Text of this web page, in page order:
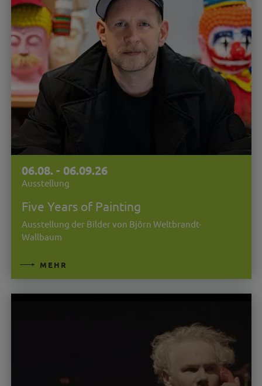
06.08. - 06.09.26
Ausstellung
Five Years of Painting
Ausstellung der Bilder von Björn Weltbrandt-
Wallbaum
MEHR